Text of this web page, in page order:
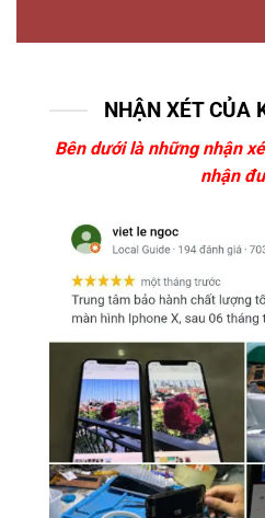
NHẬN XÉT CỦA
Bên dưới là những nhận
nhận